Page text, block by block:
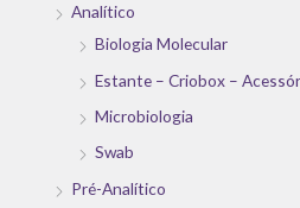
Analítico
Biologia Molecular
Estante – Criobox –
Microbiologia
Swab
Pré-Analítico